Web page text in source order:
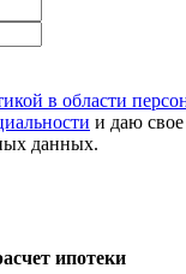
в области
и даю свое
данных.
ипотеки